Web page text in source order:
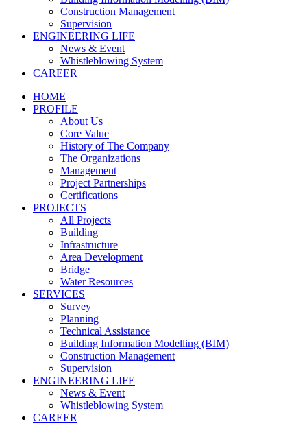
Construction Management
Supervision
ENGINEERING LIFE
News & Event
Whistleblowing System
CAREER
HOME
PROFILE
About Us
Core Value
History of The Company
The Organizations
Management
Project Partnerships
Certifications
PROJECTS
All Projects
Building
Infrastructure
Area Development
Bridge
Water Resources
SERVICES
Survey
Planning
Technical Assistance
Building Information Modelling (BIM)
Construction Management
Supervision
ENGINEERING LIFE
News & Event
Whistleblowing System
CAREER